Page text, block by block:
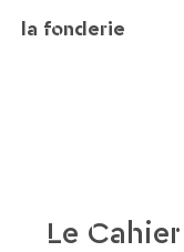
la fonderie
Le